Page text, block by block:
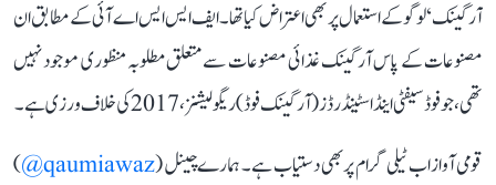
آرگینک‘ لوگو کے استعمال پر بھی اعتراض کیا تھا۔ ایف ایس ایس اے آئی کے مطابق ان
مصنوعات کے پاس آرگینک غذائی مصنوعات سے متعلق مطلوبہ منظوری موجود نہیں
تھی، جو فوڈ سیفٹی اینڈ اسٹینڈرڈز (آرگینک فوڈ) ریگولیشنز، 2017 کی خلاف ورزی ہے۔
قومی آواز اب ٹیلی گرام پر بھی دستیاب ہے۔ ہمارے چینل (qaumiawaz@
)